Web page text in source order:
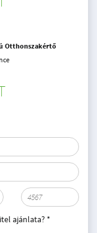
Otthonszakértő
ajánlata? *